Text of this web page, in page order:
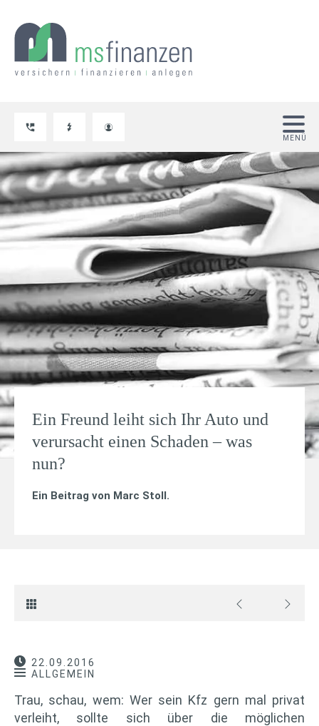
Ein Freund leiht sich Ihr Auto und
verursacht einen Schaden – was
nun?
Ein Beitrag von Marc Stoll.
22.09.2016
ALLGEMEIN
Trau, schau, wem: Wer sein Kfz gern mal privat
verleiht, sollte sich über die möglichen